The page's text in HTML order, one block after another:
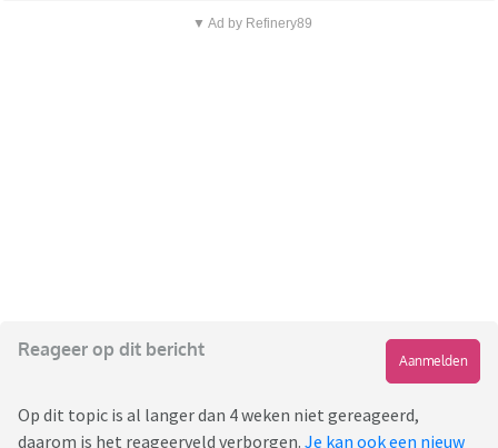
▼ Ad by Refinery89
Reageer op dit bericht
Aanmelden
Op dit topic is al langer dan 4 weken niet gereageerd,
daarom is het reageerveld verborgen. Je kan ook een nieuw